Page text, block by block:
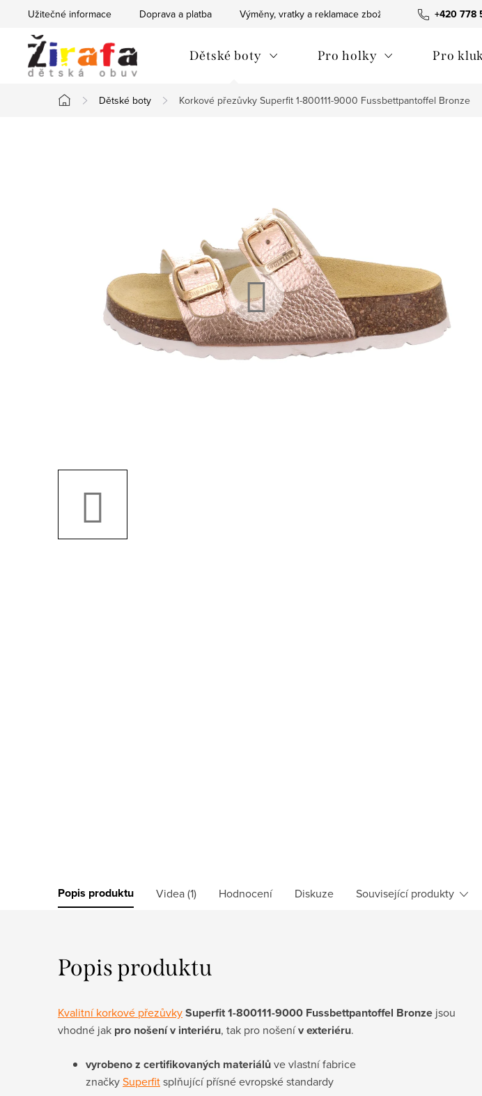
obsah
+420 778
Užitečné informace Doprava a platba Výměny, vratky a reklamace zboží Obchodní
Dětské boty Pro holky Pro
Domů
Dětské boty Korkové přezůvky Superfit 1-800111-9000 Fussbettpantoffel Bronze
Popis produktu Videa (1) Hodnocení Diskuze Související produkty
Popis produktu
Kvalitní korkové přezůvkySuperfit 1-800111-9000 Fussbettpantoffel Bronze jsou
vhodné jak pro nošení v interiéru, tak pro nošenív exteriéru.
vyrobeno z certifikovaných materiálůve vlastní fabrice
značkySuperfitsplňující přísné evropské standardy